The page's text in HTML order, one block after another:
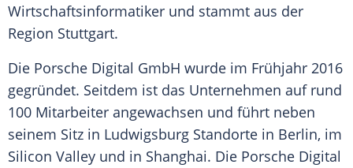
Wirtschaftsinformatiker und stammt aus der
Region Stuttgart.
Die Porsche Digital GmbH wurde im Frühjahr 2016
gegründet. Seitdem ist das Unternehmen auf rund
100 Mitarbeiter angewachsen und führt neben
seinem Sitz in Ludwigsburg Standorte in Berlin, im
Silicon Valley und in Shanghai. Die Porsche Digital